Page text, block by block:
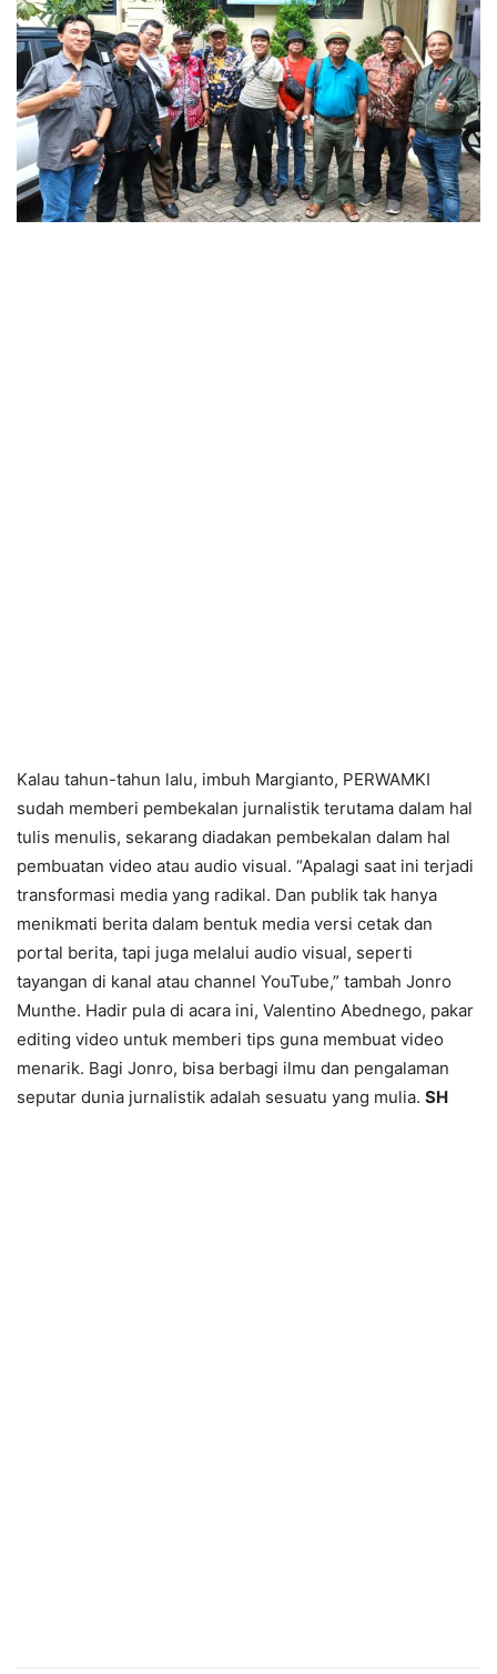
Kalau tahun-tahun lalu, imbuh Margianto, PERWAMKI
sudah memberi pembekalan jurnalistik terutama dalam hal
tulis menulis, sekarang diadakan pembekalan dalam hal
pembuatan video atau audio visual. “Apalagi saat ini terjadi
transformasi media yang radikal. Dan publik tak hanya
menikmati berita dalam bentuk media versi cetak dan
portal berita, tapi juga melalui audio visual, seperti
tayangan di kanal atau channel YouTube,” tambah Jonro
Munthe. Hadir pula di acara ini, Valentino Abednego, pakar
editing video untuk memberi tips guna membuat video
menarik. Bagi Jonro, bisa berbagi ilmu dan pengalaman
seputar dunia jurnalistik adalah sesuatu yang mulia. SH